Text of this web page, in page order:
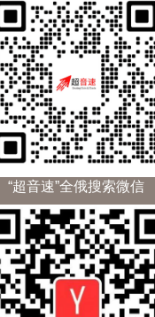
“超音速”全俄搜索微信